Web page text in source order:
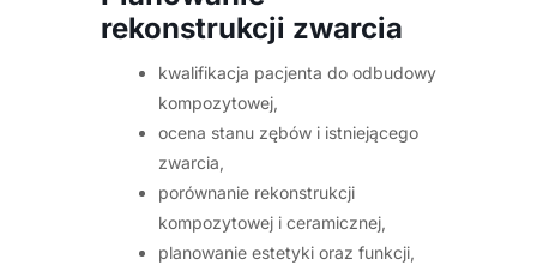
rekonstrukcji zwarcia
kwalifikacja pacjenta do odbudowy
kompozytowej,
ocena stanu zębów i istniejącego
zwarcia,
porównanie rekonstrukcji
kompozytowej i ceramicznej,
planowanie estetyki oraz funkcji,